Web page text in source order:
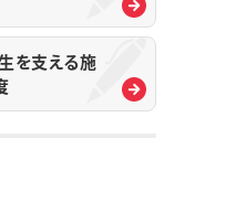
を支える施